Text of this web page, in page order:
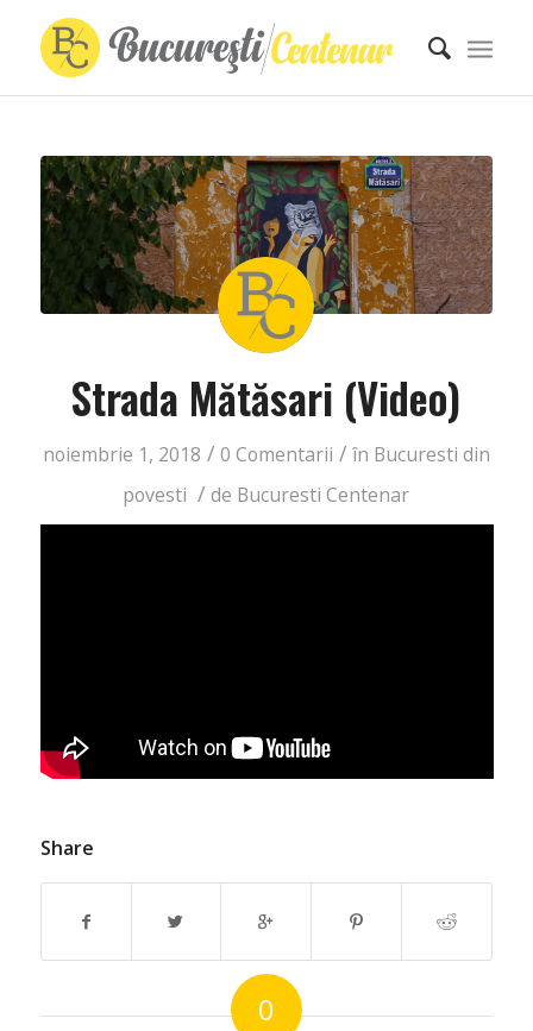
Strada Mătăsari (Video)
noiembrie 1, 2018 / 0 Comentarii / în Bucuresti din
povesti / de Bucuresti Centenar
Share
0